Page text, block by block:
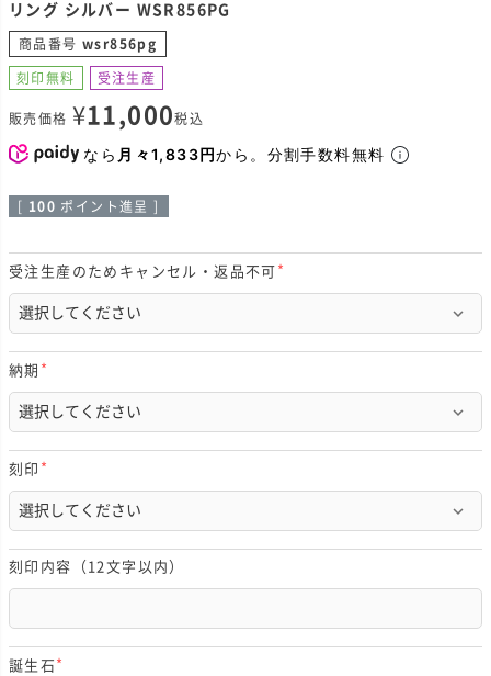
リング シルバー WSR856PG
商品番号 wsr856pg
刻印無料 受注生産
販売価格 ¥11,000税込
なら 月々1,833円から。分割手数料無料
100 ポイント進呈 ]
受注生産のためキャンセル・返品不可
)
納期
必
須
)
刻印
必
須
)
刻印内容（12文字以内）
誕生石